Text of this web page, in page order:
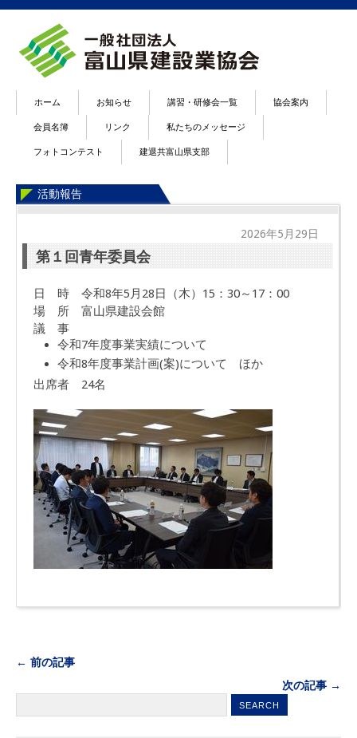
ホーム お知らせ 講習・研修会一覧 協会案内
会員名簿 リンク 私たちのメッセージ
フォトコンテスト 建退共富山県支部
活動報告
2026年5月29日
第１回青年委員会
日 時 令和8年5月28日（木）15：30～17：00
場 所 富山県建設会館
議 事
令和7年度事業実績について
令和8年度事業計画(案)について ほか
出席者 24名
← 前の記事
次の記事 →